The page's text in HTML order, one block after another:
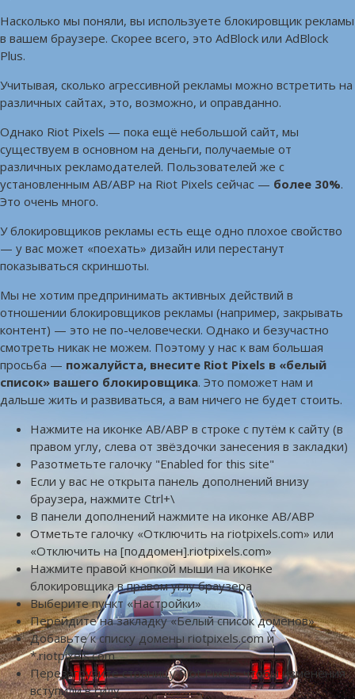
Насколько мы поняли, вы используете блокировщик рекламы
в вашем браузере. Скорее всего, это AdBlock или AdBlock
Plus.
Учитывая, сколько агрессивной рекламы можно встретить на
различных сайтах, это, возможно, и оправданно.
Однако Riot Pixels — пока ещё небольшой сайт, мы
существуем в основном на деньги, получаемые от
различных рекламодателей. Пользователей же с
установленным AB/ABP на Riot Pixels сейчас — более 30%.
Это очень много.
У блокировщиков рекламы есть еще одно плохое свойство
— у вас может «поехать» дизайн или перестанут
показываться скриншоты.
Мы не хотим предпринимать активных действий в
отношении блокировщиков рекламы (например, закрывать
контент) — это не по-человечески. Однако и безучастно
смотреть никак не можем. Поэтому у нас к вам большая
просьба — пожалуйста, внесите Riot Pixels в «белый
список» вашего блокировщика. Это поможет нам и
дальше жить и развиваться, а вам ничего не будет стоить.
Нажмите на иконке AB/ABP в строке с путём к сайту (в
правом углу, слева от звёздочки занесения в закладки)
Разотметьте галочку "Enabled for this site"
Если у вас не открыта панель дополнений внизу
браузера, нажмите Ctrl+\
В панели дополнений нажмите на иконке AB/ABP
Отметьте галочку «Отключить на riotpixels.com» или
«Отключить на [поддомен].riotpixels.com»
Нажмите правой кнопкой мыши на иконке
блокировщика в правом углу браузера
Выберите пункт «Настройки»
Перейдите на закладку «Белый список доменов»
Добавьте к списку домены riotpixels.com и
*.riotpixels.com
Перезагрузите страницу Riot Pixels, чтобы изменения
вступили в силу